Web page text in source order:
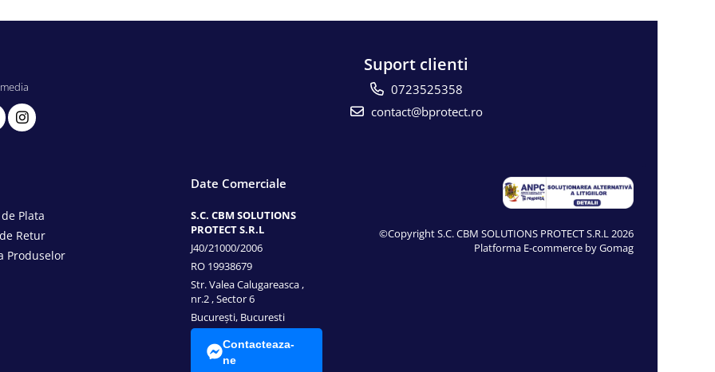
Suport clienti
0723525358
contact@bprotect.ro
Plata
Retur
Produselor
Date Comerciale
S.C. CBM SOLUTIONS
PROTECT S.R.L
J40/21000/2006
RO 19938679
Str. Valea Calugareasca ,
nr.2 , Sector 6
București, Bucuresti
Contacteaza-
ne
©Copyright S.C. CBM SOLUTIONS PROTECT S.R.L 2026
Platforma E-commerce by Gomag